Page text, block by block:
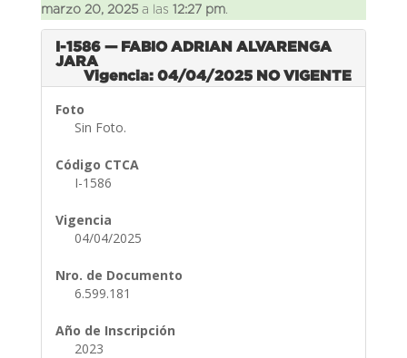
marzo 20, 2025a las 12:27 pm.
I-1586 — FABIO ADRIAN ALVARENGA
JARA
Vigencia: 04/04/2025 NO VIGENTE
Foto
Sin Foto.
Código CTCA
I-1586
Vigencia
04/04/2025
Nro. de Documento
6.599.181
Año de Inscripción
2023